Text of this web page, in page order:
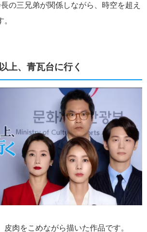
の三兄弟が関係しながら、時空を超え
上、青瓦台に行く
皮肉をこめながら描いた作品です。